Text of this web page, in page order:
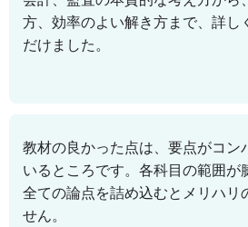
方、効率のよい解き方まで、詳し
だけました。
教材の良かった点は、要点がコン
いるところです。各科目の範囲が
全ての論点を詰め込むとメリハリ
せん。